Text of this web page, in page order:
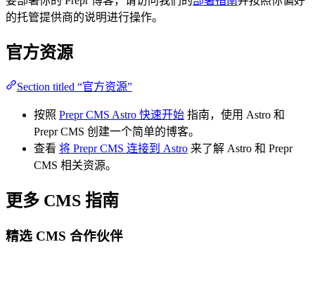
的托管提供商的说明进行操作。
官方资源
Section titled “官方资源”
按照 Prepr CMS Astro 快速开始 指南，使用 Astro 和
Prepr CMS 创建一个简单的博客。
查看 将 Prepr CMS 连接到 Astro 来了解 Astro 和 Prepr
CMS 相关资源。
更多 CMS 指南
精选 CMS 合作伙伴